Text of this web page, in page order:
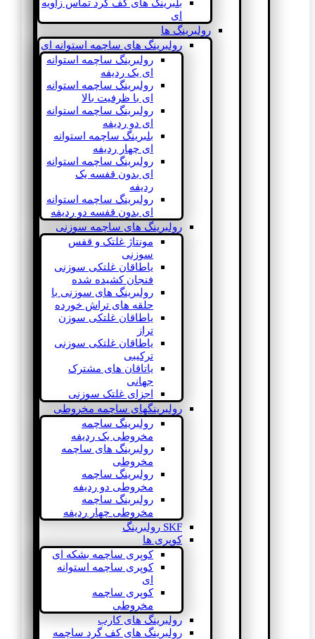
بلبرینگ های کف گرد تماس زاویه
ای
رولبرینگ ها
رولبرینگ های ساچمه استوانه ای
رولبرینگ ساچمه استوانه
ای یک ردیفه
رولبرینگ ساچمه استوانه
ای با ظرفیت بالا
رولبرینگ ساچمه استوانه
ای دو ردیفه
بلبرینگ ساچمه استوانه
ای چهار ردیفه
رولبرینگ ساچمه استوانه
ای بدون قفسه یک
ردیفه
رولبرینگ ساچمه استوانه
ای بدون قفسه دو ردیفه
رولبرینگ های ساچمه سوزنی
مونتاژ غلتک و قفس
سوزنی
یاطاقان غلتکی سوزنی
فنجان کشیده شده
رولبرینگ های سوزنی با
حلقه های تراش خورده
یاطاقان غلتکی سوزن
تراز
یاطاقان غلتکی سوزنی
ترکیبی
یاتاقان های مشترک
جهانی
اجزای غلتک سوزنی
رولبرینگهای ساچمه مخروطی
رولبرینگ ساچمه
مخروطی یک ردیفه
رولبرینگ های ساچمه
مخروطی
رولبرینگ ساچمه
مخروطی دو ردیفه
رولبرینگ ساچمه
مخروطی چهار ردیفه
SKF رولبرینگ
کوپری ها
کوپری ساچمه بشکه ای
کوپری ساچمه استوانه
ای
کوپری ساچمه
مخروطی
رولبرینگ های کارب
رولبرینگ های کف گرد ساچمه